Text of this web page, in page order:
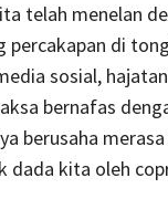
telah menelan
di
sosial,
bernafas
berusaha
dada kita oleh